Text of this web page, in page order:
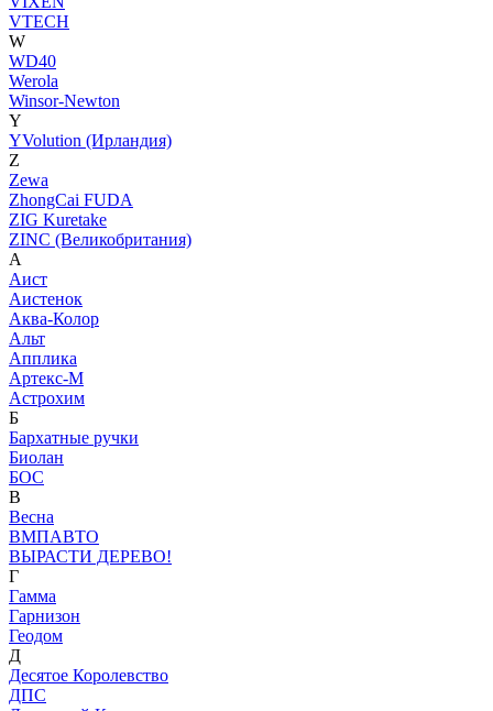
VTECH
W
WD40
Werola
Winsor-Newton
Y
YVolution (Ирландия)
Z
Zewa
ZhongCai FUDA
ZIG Kuretake
ZINC (Великобритания)
А
Аист
Аистенок
Аква-Колор
Альт
Апплика
Артекс-М
Астрохим
Б
Бархатные ручки
Биолан
БОС
В
Весна
ВМПАВТО
ВЫРАСТИ ДЕРЕВО!
Г
Гамма
Гарнизон
Геодом
Д
Десятое Королевство
ДПС